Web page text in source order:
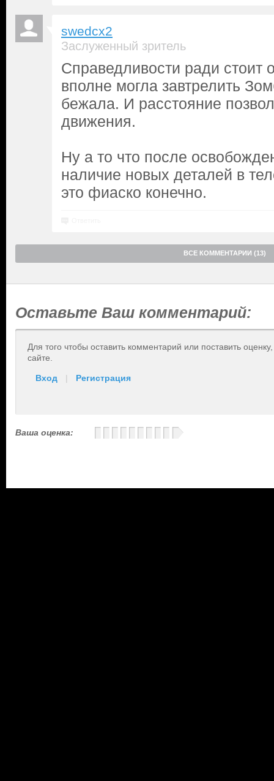
swedcx2
Заслуженный зритель
Справедливости ради стоит
вполне могла завтрелить
бежала. И расстояние
движения.
Ну а то что после
наличие новых деталей в
это фиаско конечно.
ВСЕ КОММЕНТАРИИ (13)
Оставьте Ваш комментарий:
Для того чтобы оставить комментарий или поставить
сайте.
Вход | Регистрация
Ваша оценка: